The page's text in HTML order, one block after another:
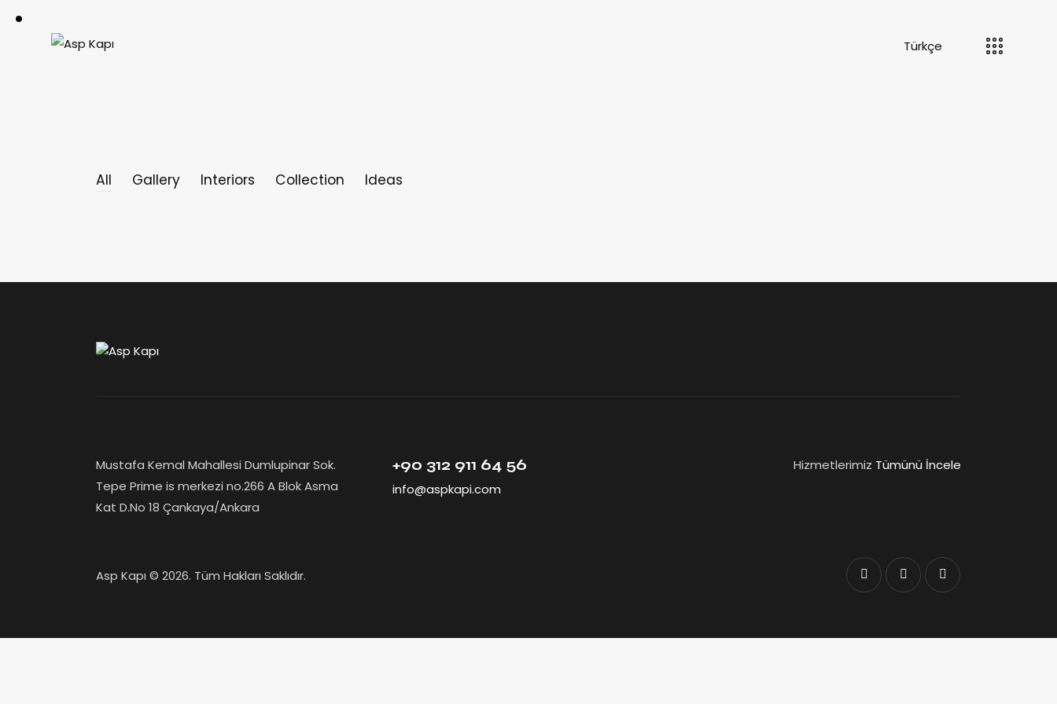
Türkçe
All Gallery Interiors Collection Ideas
Mustafa Kemal Mahallesi Dumlupinar Sok.
Tepe Prime is merkezi no.266 A Blok Asma
Kat D.No 18 Çankaya/Ankara
+90 312 911 64 56
info@aspkapi.com
Hizmetlerimiz Tümünü İncele
Asp Kapı © 2026. Tüm Hakları Saklıdır.